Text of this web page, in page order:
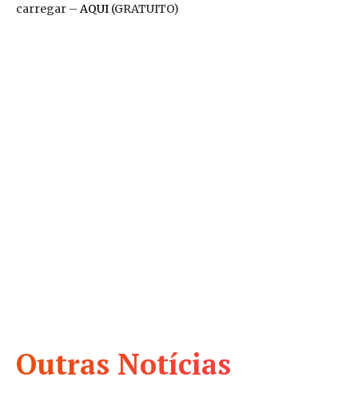
Outras Notícias
carregar – AQUI (GRATUITO)